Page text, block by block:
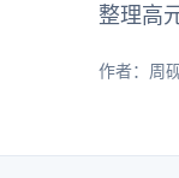
整理高
作者：周